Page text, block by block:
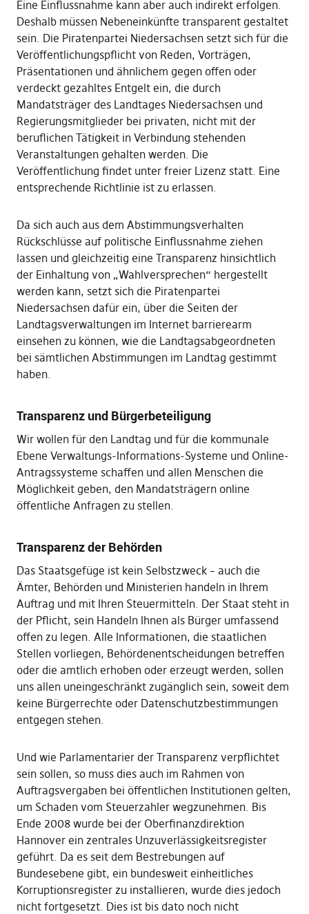
Eine Einflussnahme kann aber auch indirekt erfolgen.
Deshalb müssen Nebeneinkünfte transparent gestaltet
sein. Die Piratenpartei Niedersachsen setzt sich für die
Veröffentlichungspflicht von Reden, Vorträgen,
Präsentationen und ähnlichem gegen offen oder
verdeckt gezahltes Entgelt ein, die durch
Mandatsträger des Landtages Niedersachsen und
Regierungsmitglieder bei privaten, nicht mit der
beruflichen Tätigkeit in Verbindung stehenden
Veranstaltungen gehalten werden. Die
Veröffentlichung findet unter freier Lizenz statt. Eine
entsprechende Richtlinie ist zu erlassen.
Da sich auch aus dem Abstimmungsverhalten
Rückschlüsse auf politische Einflussnahme ziehen
lassen und gleichzeitig eine Transparenz hinsichtlich
der Einhaltung von „Wahlversprechen“ hergestellt
werden kann, setzt sich die Piratenpartei
Niedersachsen dafür ein, über die Seiten der
Landtagsverwaltungen im Internet barrierearm
einsehen zu können, wie die Landtagsabgeordneten
bei sämtlichen Abstimmungen im Landtag gestimmt
haben.
Transparenz und Bürgerbeteiligung
Wir wollen für den Landtag und für die kommunale
Ebene Verwaltungs-Informations-Systeme und Online-
Antragssysteme schaffen und allen Menschen die
Möglichkeit geben, den Mandatsträgern online
öffentliche Anfragen zu stellen.
Transparenz der Behörden
Das Staatsgefüge ist kein Selbstzweck – auch die
Ämter, Behörden und Ministerien handeln in Ihrem
Auftrag und mit Ihren Steuermitteln. Der Staat steht in
der Pflicht, sein Handeln Ihnen als Bürger umfassend
offen zu legen. Alle Informationen, die staatlichen
Stellen vorliegen, Behördenentscheidungen betreffen
oder die amtlich erhoben oder erzeugt werden, sollen
uns allen uneingeschränkt zugänglich sein, soweit dem
keine Bürgerrechte oder Datenschutzbestimmungen
entgegen stehen.
Und wie Parlamentarier der Transparenz verpflichtet
sein sollen, so muss dies auch im Rahmen von
Auftragsvergaben bei öffentlichen Institutionen gelten,
um Schaden vom Steuerzahler wegzunehmen. Bis
Ende 2008 wurde bei der Oberfinanzdirektion
Hannover ein zentrales Unzuverlässigkeitsregister
geführt. Da es seit dem Bestrebungen auf
Bundesebene gibt, ein bundesweit einheitliches
Korruptionsregister zu installieren, wurde dies jedoch
nicht fortgesetzt. Dies ist bis dato noch nicht